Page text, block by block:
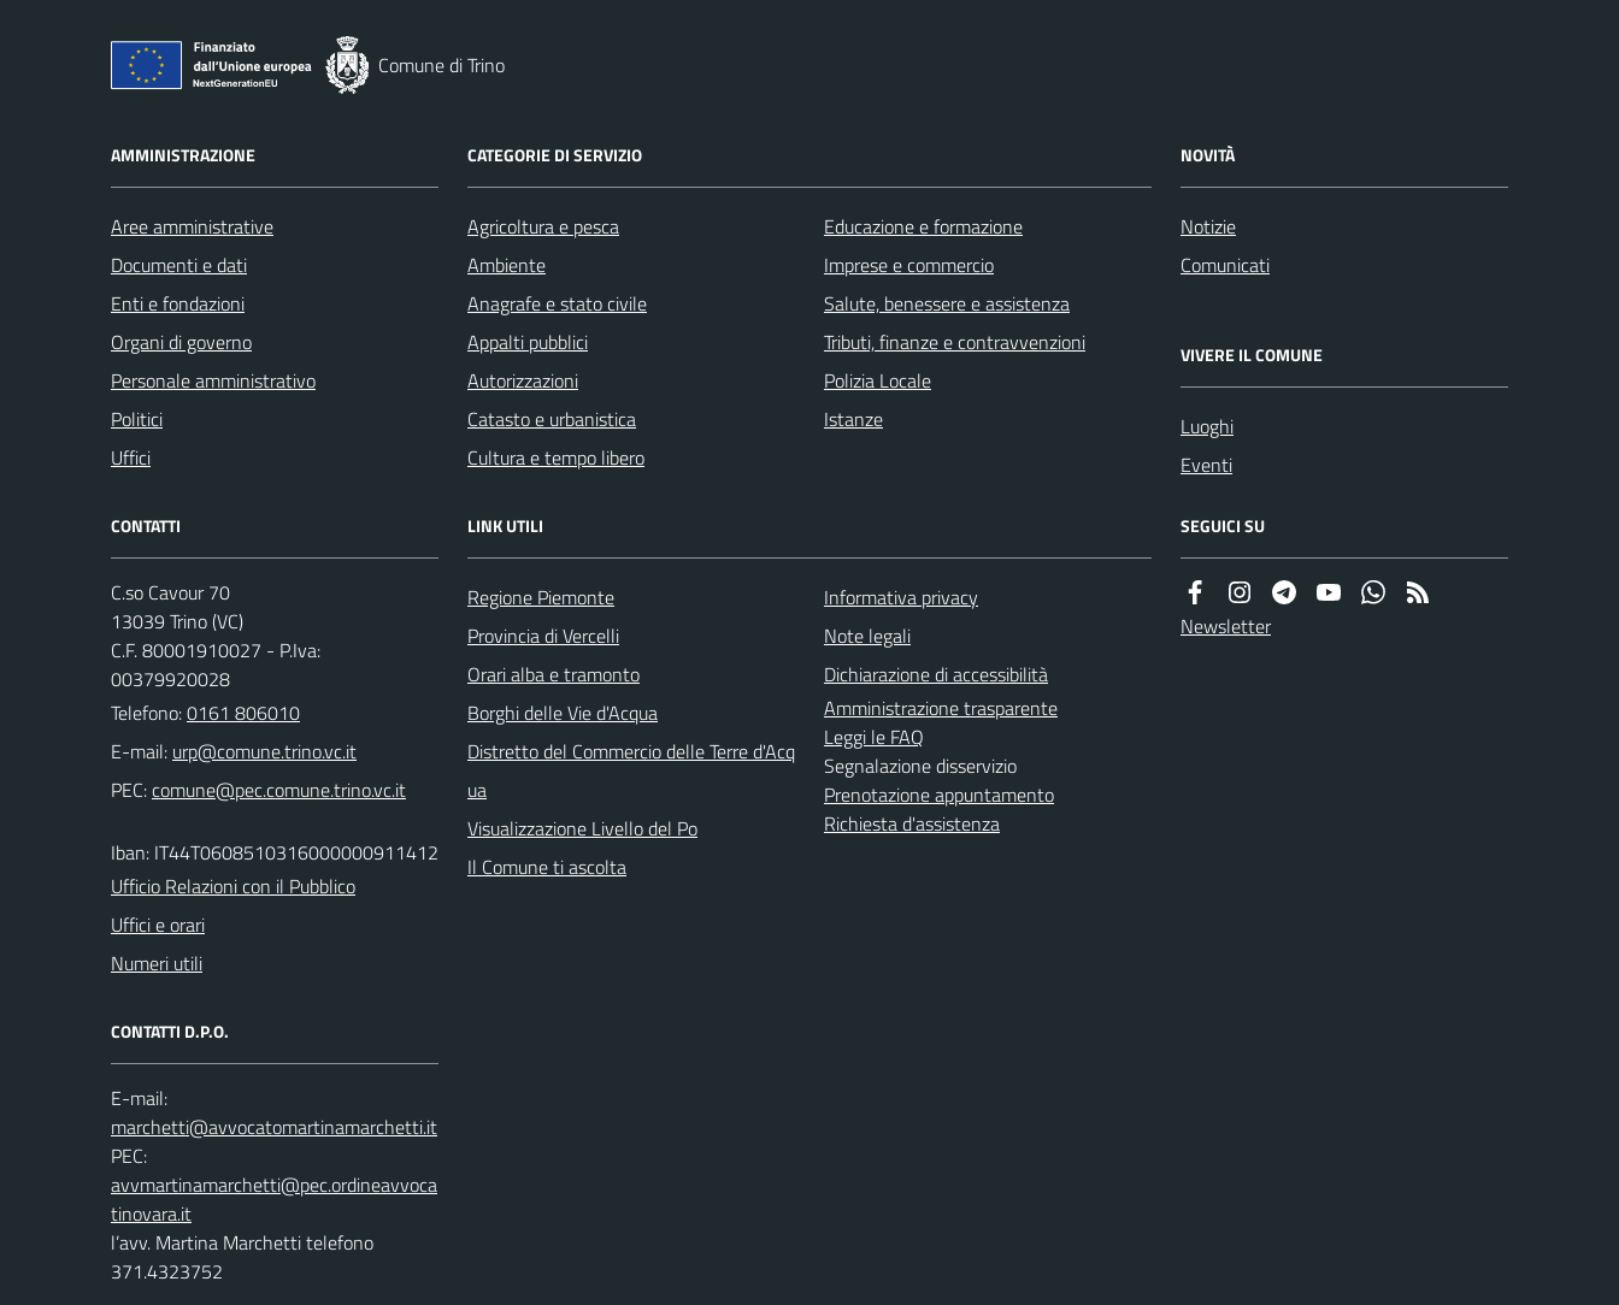
Comune di Trino
AMMINISTRAZIONE
Aree amministrative
Documenti e dati
Enti e fondazioni
Organi di governo
Personale amministrativo
Politici
Uffici
CATEGORIE DI SERVIZIO
Agricoltura e pesca
Ambiente
Anagrafe e stato civile
Appalti pubblici
Autorizzazioni
Catasto e urbanistica
Cultura e tempo libero
Educazione e formazione
Imprese e commercio
Salute, benessere e assistenza
Tributi, finanze e contravvenzioni
Polizia Locale
Istanze
NOVITÀ
Notizie
Comunicati
VIVERE IL COMUNE
Luoghi
Eventi
CONTATTI
C.so Cavour 70
13039 Trino (VC)
C.F. 80001910027 - P.Iva:
00379920028
Telefono:0161 806010
E-mail:
PEC:
Iban: IT44T0608510316000000911412
Ufficio Relazioni con il Pubblico
Uffici e orari
Numeri utili
CONTATTI D.P.O.
E-mail:
PEC:
l’avv. Martina Marchetti telefono
371.4323752
LINK UTILI
Regione Piemonte
Provincia di Vercelli
Orari alba e tramonto
Borghi delle Vie d'Acqua
Distretto del Commercio delle Terre d'Acq
ua
Visualizzazione Livello del Po
Il Comune ti ascolta
Informativa privacy
Note legali
Dichiarazione di accessibilità
Amministrazione trasparente
Leggi le FAQ
Segnalazione disservizio
Prenotazione appuntamento
Richiesta d'assistenza
SEGUICI SU
Newsletter